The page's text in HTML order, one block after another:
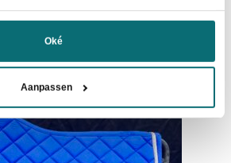
Oké
Aanpassen
€36,95. €25,00.product
optie
kan
gekozen